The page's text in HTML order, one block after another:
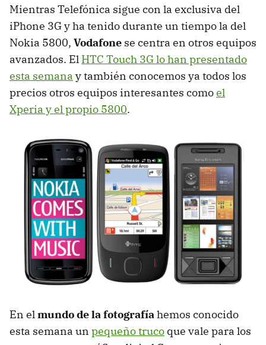
Mientras Telefónica sigue con la exclusiva del
iPhone 3G y ha tenido durante un tiempo la del
Nokia 5800, Vodafone se centra en otros equipos
avanzados. El HTC Touch 3G lo han presentado
esta semana y también conocemos ya todos los
precios otros equipos interesantes comoel
Xperia y el propio 5800.
En elmundo de la fotografíahemos conocido
esta semana un pequeño truco que vale para los